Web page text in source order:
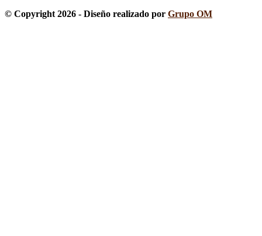
© Copyright 2026 - Diseño realizado por Grupo OM